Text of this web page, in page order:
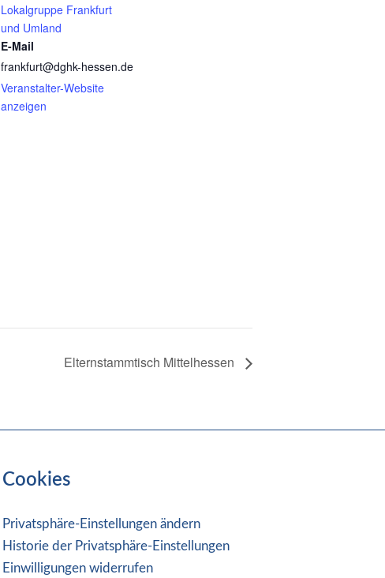
Lokalgruppe Frankfurt
und Umland
E-Mail
frankfurt@dghk-hessen.de
Veranstalter-Website
anzeigen
Elternstammtisch Mittelhessen
Cookies
Privatsphäre-Einstellungen ändern
Historie der Privatsphäre-Einstellungen
Einwilligungen widerrufen